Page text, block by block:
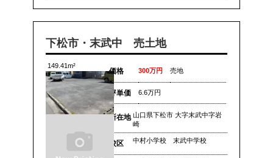
下松市・末武中 売土地
149.41m²
価格 300万円 売地
坪単価 6.6万円
所在地 山口県下松市 大字末武中字岩
崎
校区 中村小学校 末武中学校